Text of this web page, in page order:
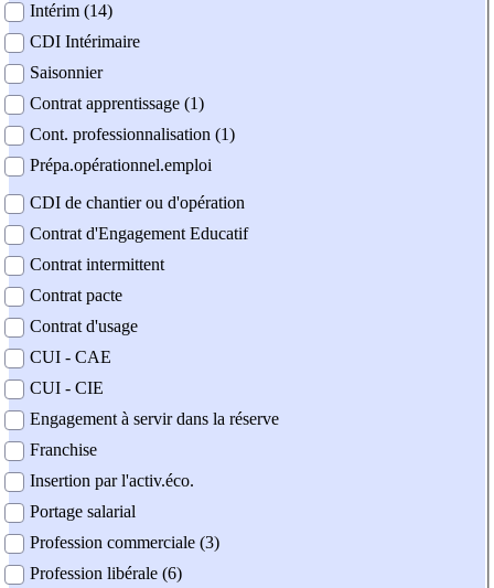
Intérim (14)
CDI Intérimaire
Saisonnier
Contrat apprentissage (1)
Cont. professionnalisation (1)
Prépa.opérationnel.emploi
CDI de chantier ou d'opération
Contrat d'Engagement Educatif
Contrat intermittent
Contrat pacte
Contrat d'usage
CUI - CAE
CUI - CIE
Engagement à servir dans la réserve
Franchise
Insertion par l'activ.éco.
Portage salarial
Profession commerciale (3)
Profession libérale (6)